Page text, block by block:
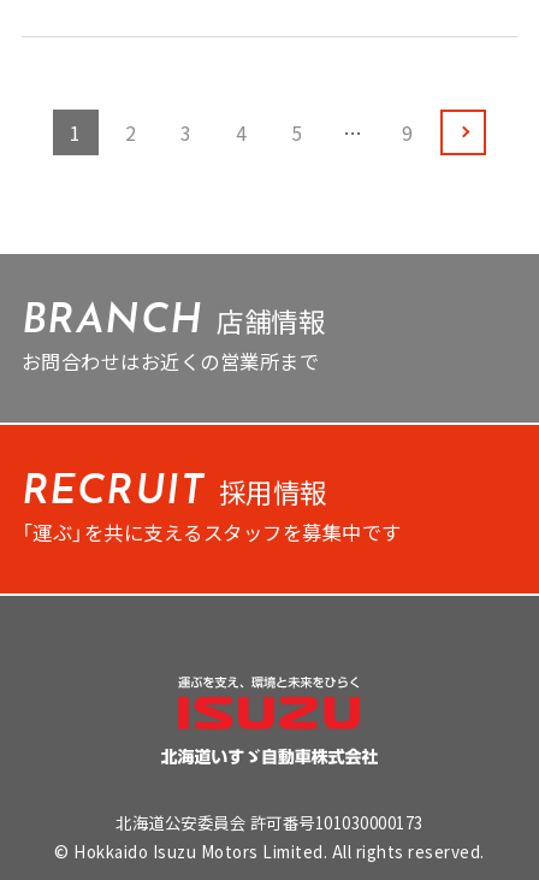
1 2 3 4 5 … 9
BRANCH 店舗情報
お問合わせはお近くの営業所まで
RECRUIT 採用情報
「運ぶ」を共に支えるスタッフを募集中です
北海道公安委員会 許可番号101030000173
© Hokkaido Isuzu Motors Limited. All rights reserved.